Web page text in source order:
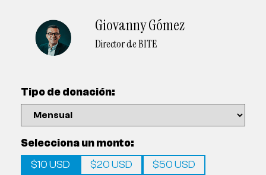
Giovanny Gómez
Director de BITE
Tipo de donación:
Selecciona un monto:
$10 USD
$20 USD
$50 USD